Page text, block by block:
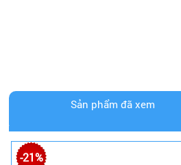
Sản phẩm đã xem
-21%